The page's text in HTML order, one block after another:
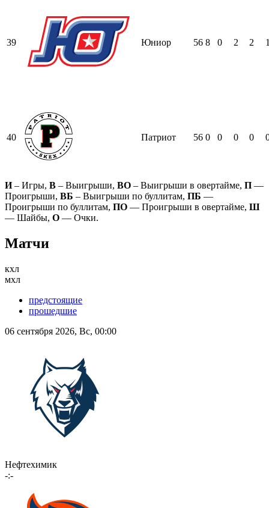
39 Юниор 56 8 0 2 2
40 Патриот 56 0 0 0 0
И– Игры, В – Выигрыши, ВО – Выигрыши в овертайме, П —
Проигрыши, ВБ – Выигрыши по буллитам, ПБ —
Проигрыши по буллитам, ПО — Проигрыши в овертайме, Ш
— Шайбы, О — Очки.
Матчи
кхл
мхл
предстоящие
прошедшие
06 сентября 2026, Вс, 00:00
Нефтехимик
-:-